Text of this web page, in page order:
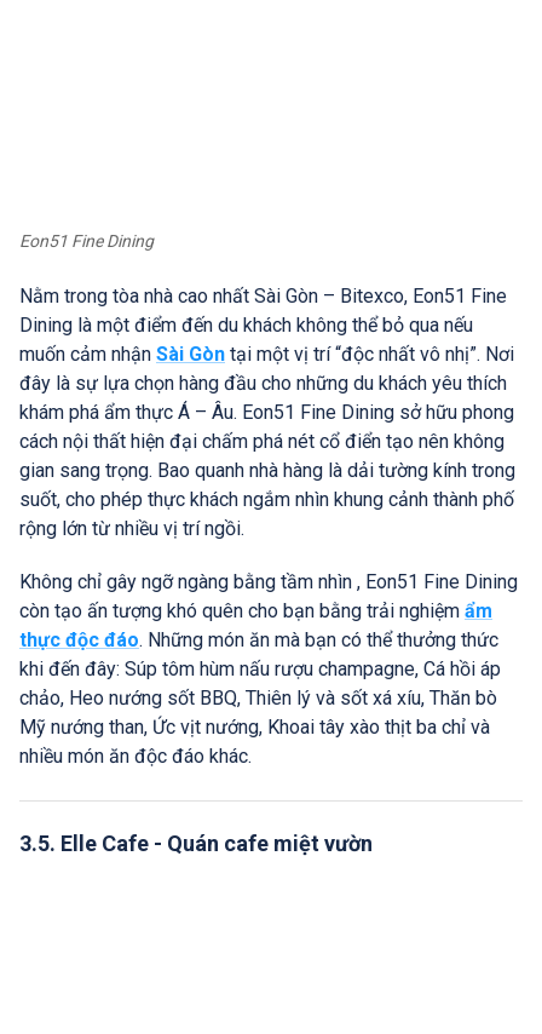
Eon51 Fine Dining
Nằm trong tòa nhà cao nhất Sài Gòn – Bitexco, Eon51 Fine
Dining là một điểm đến du khách không thể bỏ qua nếu
muốn cảm nhận Sài Gòn tại một vị trí “độc nhất vô nhị”. Nơi
đây là sự lựa chọn hàng đầu cho những du khách yêu thích
khám phá ẩm thực Á – Âu. Eon51 Fine Dining sở hữu phong
cách nội thất hiện đại chấm phá nét cổ điển tạo nên không
gian sang trọng. Bao quanh nhà hàng là dải tường kính trong
suốt, cho phép thực khách ngắm nhìn khung cảnh thành phố
rộng lớn từ nhiều vị trí ngồi.
Không chỉ gây ngỡ ngàng bằng tầm nhìn , Eon51 Fine Dining
còn tạo ấn tượng khó quên cho bạn bằng trải nghiệm ẩm
thực độc đáo. Những món ăn mà bạn có thể thưởng thức
khi đến đây: Súp tôm hùm nấu rượu champagne, Cá hồi áp
chảo, Heo nướng sốt BBQ, Thiên lý và sốt xá xíu, Thăn bò
Mỹ nướng than, Ức vịt nướng, Khoai tây xào thịt ba chỉ và
nhiều món ăn độc đáo khác.
3.5. Elle Cafe - Quán cafe miệt vườn